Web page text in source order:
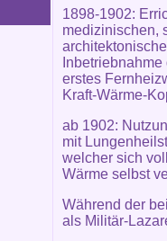
1898-1902:
medizinischen,
erstes
Kraft-Wärme-
ab 1902:
mit
welcher sich
Wärme selbst
Während der
als Militär-